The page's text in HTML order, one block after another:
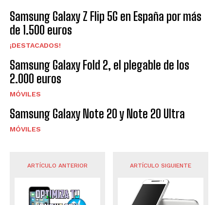
Samsung Galaxy Z Flip 5G en España por más
de 1.500 euros
¡DESTACADOS!
Samsung Galaxy Fold 2, el plegable de los
2.000 euros
MÓVILES
Samsung Galaxy Note 20 y Note 20 Ultra
MÓVILES
ARTÍCULO ANTERIOR ARTÍCULO SIGUIENTE